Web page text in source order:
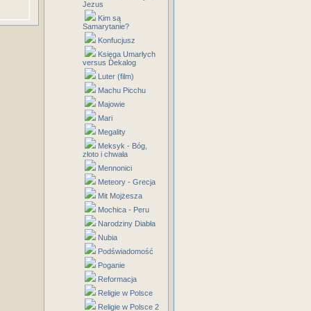
Jezus
Kim są
Samarytanie?
Konfucjusz
Księga Umarłych
versus Dekalog
Luter (film)
Machu Picchu
Majowie
Mari
Megality
Meksyk - Bóg,
złoto i chwała
Mennonici
Meteory - Grecja
Mit Mojżesza
Mochica - Peru
Narodziny Diabła
Nubia
Podświadomość
Poganie
Reformacja
Religie w Polsce
Religie w Polsce 2